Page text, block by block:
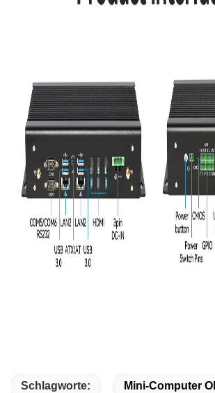
Schlagworte: Mini-Computer